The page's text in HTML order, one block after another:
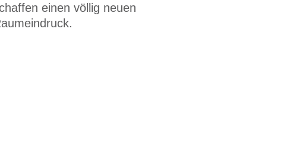
einen völlig neuen